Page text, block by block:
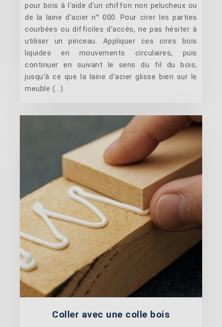
pour bois à l'aide d'un chiffon non pelucheux ou
de la laine d'acier n° 000. Pour cirer les parties
courbées ou difficiles d'accès, ne pas hésiter à
utiliser un pinceau. Appliquer ces cires bois
liquides en mouvements circulaires, puis
continuer en suivant le sens du fil du bois,
jusqu'à ce que la laine d'acier glisse bien sur le
meuble (...)
Coller avec une colle bois